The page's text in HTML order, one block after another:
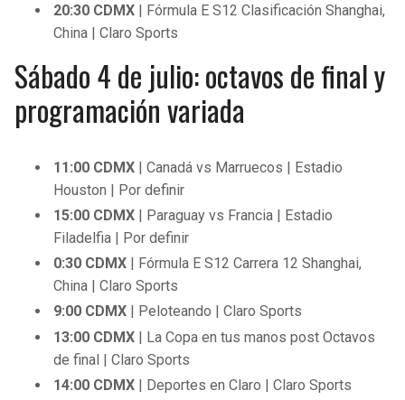
20:30 CDMX | Fórmula E S12 Clasificación Shanghai,
China | Claro Sports
Sábado 4 de julio: octavos de final y
programación variada
11:00 CDMX | Canadá vs Marruecos | Estadio
Houston | Por definir
15:00 CDMX | Paraguay vs Francia | Estadio
Filadelfia | Por definir
0:30 CDMX | Fórmula E S12 Carrera 12 Shanghai,
China | Claro Sports
9:00 CDMX | Peloteando | Claro Sports
13:00 CDMX | La Copa en tus manos post Octavos
de final | Claro Sports
14:00 CDMX | Deportes en Claro | Claro Sports